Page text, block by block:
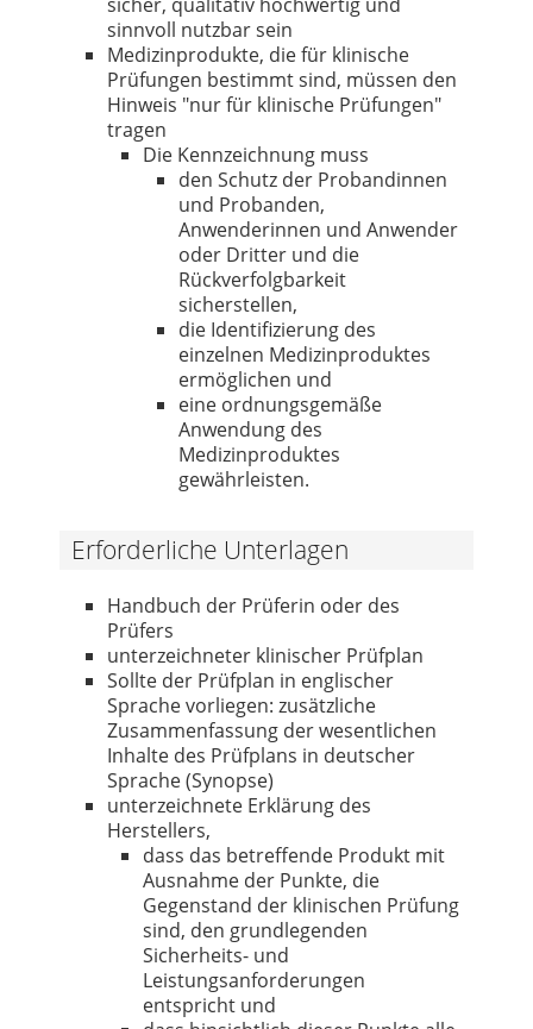
sinnvoll nutzbar sein
Medizinprodukte, die für klinische
Prüfungen bestimmt sind, müssen den
Hinweis "nur für klinische Prüfungen"
tragen
Die Kennzeichnung muss
den Schutz der Probandinnen
und Probanden,
Anwenderinnen und Anwender
oder Dritter und die
Rückverfolgbarkeit
sicherstellen,
die Identifizierung des
einzelnen Medizinproduktes
ermöglichen und
eine ordnungsgemäße
Anwendung des
Medizinproduktes
gewährleisten.
Erforderliche Unterlagen
Handbuch der Prüferin oder des
Prüfers
unterzeichneter klinischer Prüfplan
Sollte der Prüfplan in englischer
Sprache vorliegen: zusätzliche
Zusammenfassung der wesentlichen
Inhalte des Prüfplans in deutscher
Sprache (Synopse)
unterzeichnete Erklärung des
Herstellers,
dass das betreffende Produkt mit
Ausnahme der Punkte, die
Gegenstand der klinischen Prüfung
sind, den grundlegenden
Sicherheits- und
Leistungsanforderungen
entspricht und